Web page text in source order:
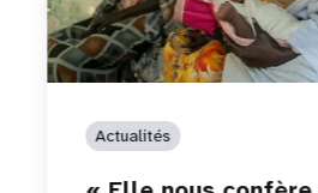
Actualités